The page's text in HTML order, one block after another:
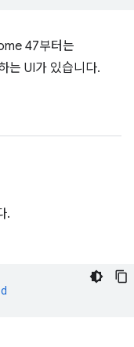
47부터는
는 UI가 있습니다.
.